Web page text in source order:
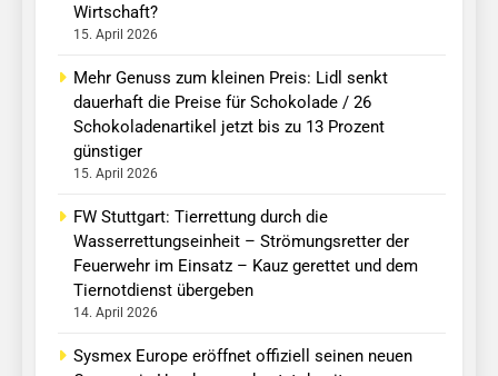
Wirtschaft?
15. April 2026
Mehr Genuss zum kleinen Preis: Lidl senkt
dauerhaft die Preise für Schokolade / 26
Schokoladenartikel jetzt bis zu 13 Prozent
günstiger
15. April 2026
FW Stuttgart: Tierrettung durch die
Wasserrettungseinheit – Strömungsretter der
Feuerwehr im Einsatz – Kauz gerettet und dem
Tiernotdienst übergeben
14. April 2026
Sysmex Europe eröffnet offiziell seinen neuen